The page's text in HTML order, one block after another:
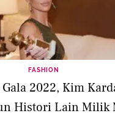
FASHION
Gala 2022, Kim
Histori Lain Milik